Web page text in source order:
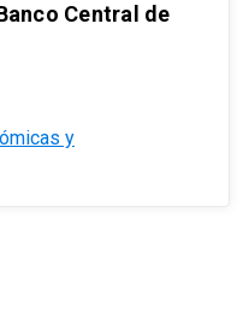
Central de
y